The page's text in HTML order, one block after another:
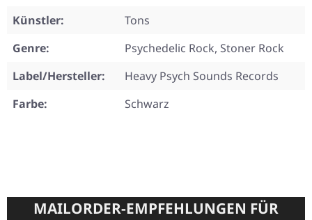
Künstler:
Tons
Genre:
Psychedelic Rock, Stoner Rock
Label/Hersteller:
Heavy Psych Sounds Records
Farbe:
Schwarz
MAILORDER-EMPFEHLUNGEN FÜR